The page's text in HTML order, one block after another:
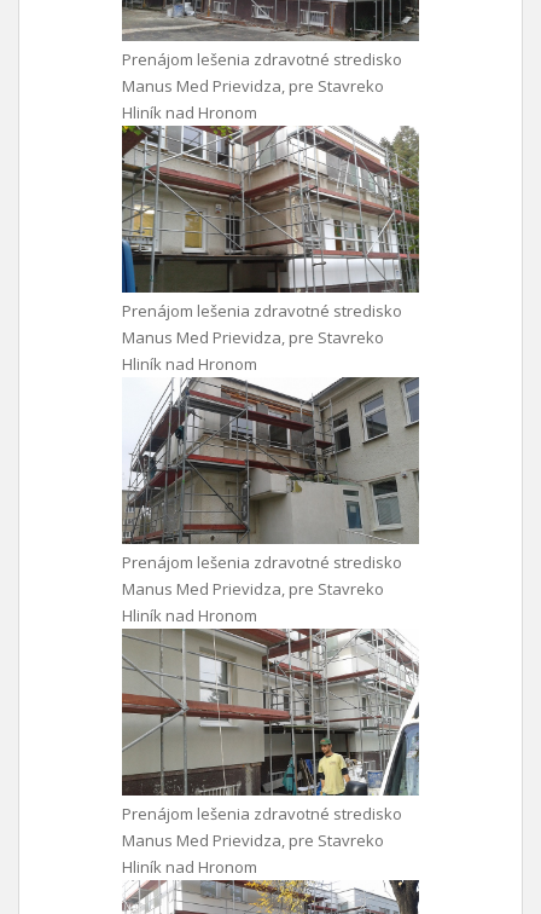
Prenájom lešenia zdravotné stredisko
Manus Med Prievidza, pre Stavreko
Hliník nad Hronom
Prenájom lešenia zdravotné stredisko
Manus Med Prievidza, pre Stavreko
Hliník nad Hronom
Prenájom lešenia zdravotné stredisko
Manus Med Prievidza, pre Stavreko
Hliník nad Hronom
Prenájom lešenia zdravotné stredisko
Manus Med Prievidza, pre Stavreko
Hliník nad Hronom